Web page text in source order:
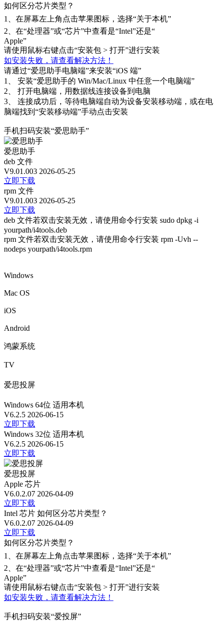
如何区分芯片类型？
1、 在屏幕左上角点击苹果图标，选择“关于本机”
2、 在“处理器”或“芯片”中查看是“Intel”还是“
Apple”
请使用鼠标右键点击“安装包 > 打开”进行安装
如安装失败，请查看解决方法！
请通过“爱思助手电脑端”来安装“iOS 端”
1、
安装“爱思助手的 Win/Mac/Linux 中任意一个电脑端”
2、
打开电脑端，用数据线连接设备到电脑
3、
连接成功后，等待电脑端自动为设备安装移动端，或在电
脑端找到“安装移动端”手动点击安装
手机扫码安装“爱思助手”
爱思助手
deb 文件
V9.01.003 2026-05-25
立即下载
rpm 文件
V9.01.003 2026-05-25
立即下载
deb 文件若双击安装无效，请使用命令行安装 sudo dpkg -i
yourpath/i4tools.deb
rpm 文件若双击安装无效，请使用命令行安装 rpm -Uvh --
nodeps yourpath/i4tools.rpm
Windows
Mac OS
iOS
Android
鸿蒙系统
TV
爱思投屏
Windows 64位 适用本机
V6.2.5 2026-06-15
立即下载
Windows 32位 适用本机
V6.2.5 2026-06-15
立即下载
爱思投屏
Apple 芯片
V6.0.2.07 2026-04-09
立即下载
Intel 芯片 如何区分芯片类型？
V6.0.2.07 2026-04-09
立即下载
如何区分芯片类型？
1、 在屏幕左上角点击苹果图标，选择“关于本机”
2、 在“处理器”或“芯片”中查看是“Intel”还是“
Apple”
请使用鼠标右键点击“安装包 > 打开”进行安装
如安装失败，请查看解决方法！
手机扫码安装“爱投屏”